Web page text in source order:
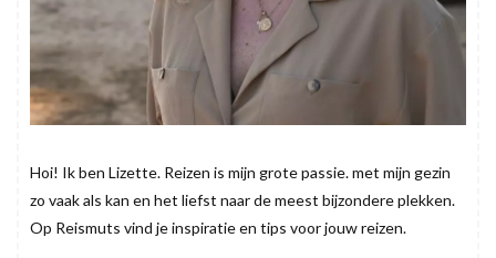
Hoi! Ik ben Lizette. Reizen is mijn grote passie. met mijn gezin
zo vaak als kan en het liefst naar de meest bijzondere plekken.
Op Reismuts vind je inspiratie en tips voor jouw reizen.